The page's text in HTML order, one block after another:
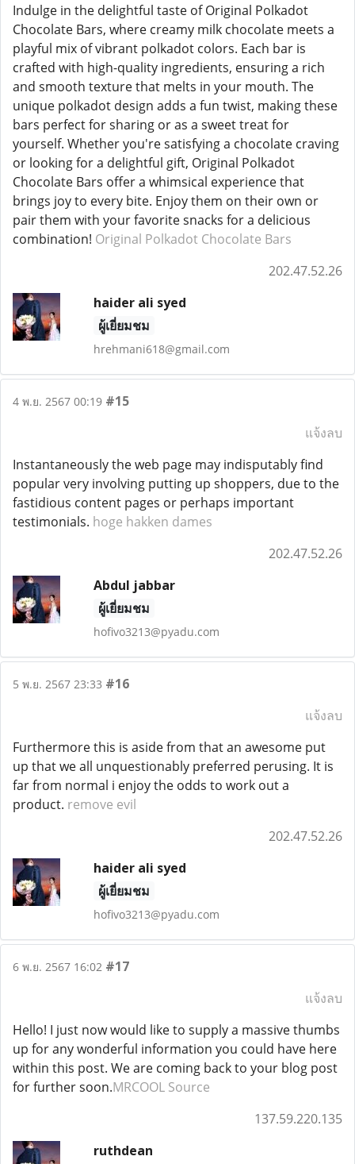
Indulge in the delightful taste of Original Polkadot
Chocolate Bars, where creamy milk chocolate meets a
playful mix of vibrant polkadot colors. Each bar is
crafted with high-quality ingredients, ensuring a rich
and smooth texture that melts in your mouth. The
unique polkadot design adds a fun twist, making these
bars perfect for sharing or as a sweet treat for
yourself. Whether you're satisfying a chocolate craving
or looking for a delightful gift, Original Polkadot
Chocolate Bars offer a whimsical experience that
brings joy to every bite. Enjoy them on their own or
pair them with your favorite snacks for a delicious
combination! Original Polkadot Chocolate Bars
202.47.52.26
haider ali syed
ผู้เยี่ยมชม
hrehmani618@gmail.com
4 พ.ย. 2567 00:19 #15
แจ้งลบ
Instantaneously the web page may indisputably find
popular very involving putting up shoppers, due to the
fastidious content pages or perhaps important
testimonials. hoge hakken dames
202.47.52.26
Abdul jabbar
ผู้เยี่ยมชม
hofivo3213@pyadu.com
5 พ.ย. 2567 23:33 #16
แจ้งลบ
Furthermore this is aside from that an awesome put
up that we all unquestionably preferred perusing. It is
far from normal i enjoy the odds to work out a
product. remove evil
202.47.52.26
haider ali syed
ผู้เยี่ยมชม
hofivo3213@pyadu.com
6 พ.ย. 2567 16:02 #17
แจ้งลบ
Hello! I just now would like to supply a massive thumbs
up for any wonderful information you could have here
within this post. We are coming back to your blog post
for further soon.MRCOOL Source
137.59.220.135
ruthdean